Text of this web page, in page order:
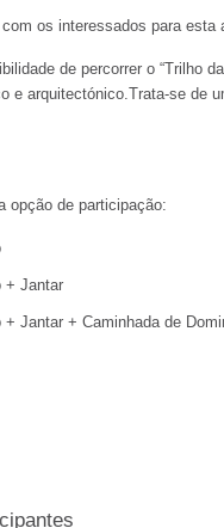
os interessados para esta
de percorrer o “Trilho
e arquitectónico.Trata-se de
opção de participação:
+ Jantar
Jantar + Caminhada de